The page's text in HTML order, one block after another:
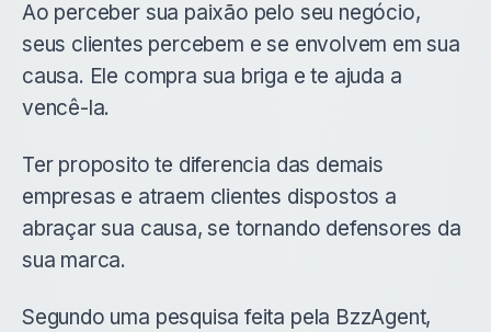
Ao perceber sua paixão pelo seu negócio,
seus clientes percebem e se envolvem em sua
causa. Ele compra sua briga e te ajuda a
vencê-la.
Ter proposito te diferencia das demais
empresas e atraem clientes dispostos a
abraçar sua causa, se tornando defensores da
sua marca.
Segundo uma pesquisa feita pela BzzAgent,